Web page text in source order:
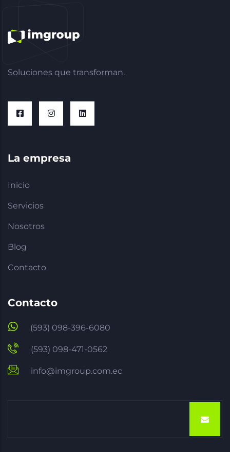
Soluciones que transforman.
La empresa
Inicio
Servicios
Nosotros
Blog
Contacto
Contacto
(593) 098-396-6080
(593) 098-471-0562
info@imgroup.com.ec